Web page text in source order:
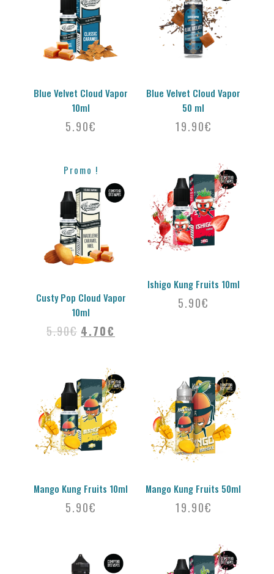
Blue Velvet Cloud Vapor
10ml
5.90€
Blue Velvet Cloud Vapor
50 ml
19.90€
Promo !
Custy Pop Cloud Vapor
10ml
5.90€ 4.70€
Ishigo Kung Fruits 10ml
5.90€
Mango Kung Fruits 10ml
5.90€
Mango Kung Fruits 50ml
19.90€